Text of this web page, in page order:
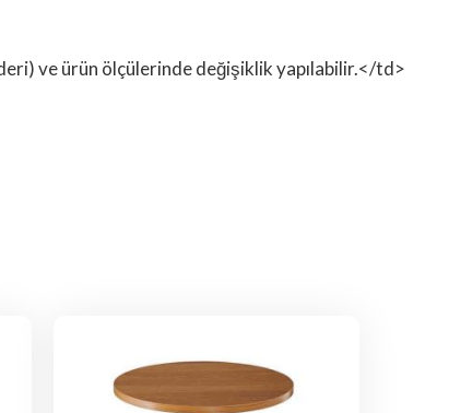
ve ürün ölçülerinde değişiklik yapılabilir.</td>